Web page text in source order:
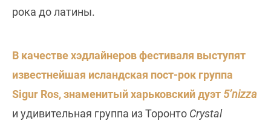
рока до латины.
В качестве хэдлайнеров фестиваля выступят
известнейшая исландская пост-рок группа
Sigur Ros, знаменитый харьковский дуэт 5’nizza
и удивительная группа из Торонто Crystal